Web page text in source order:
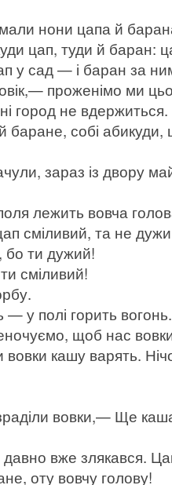
нони цапа й
цап, туди й баран:
у сад — і баран за
проженімо ми
город не вдержиться.
собі абикуди,
зараз із двору
лежить вовча
сміливий, та не
ти дужий!
сміливий!
— у полі горить вогонь.
щоб нас вовки
кашу варять.
вовки,— Ще
вже злякався.
оту вовчу голову!